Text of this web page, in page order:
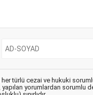
her türlü cezai ve hukuki
yorumlardan sorumlu